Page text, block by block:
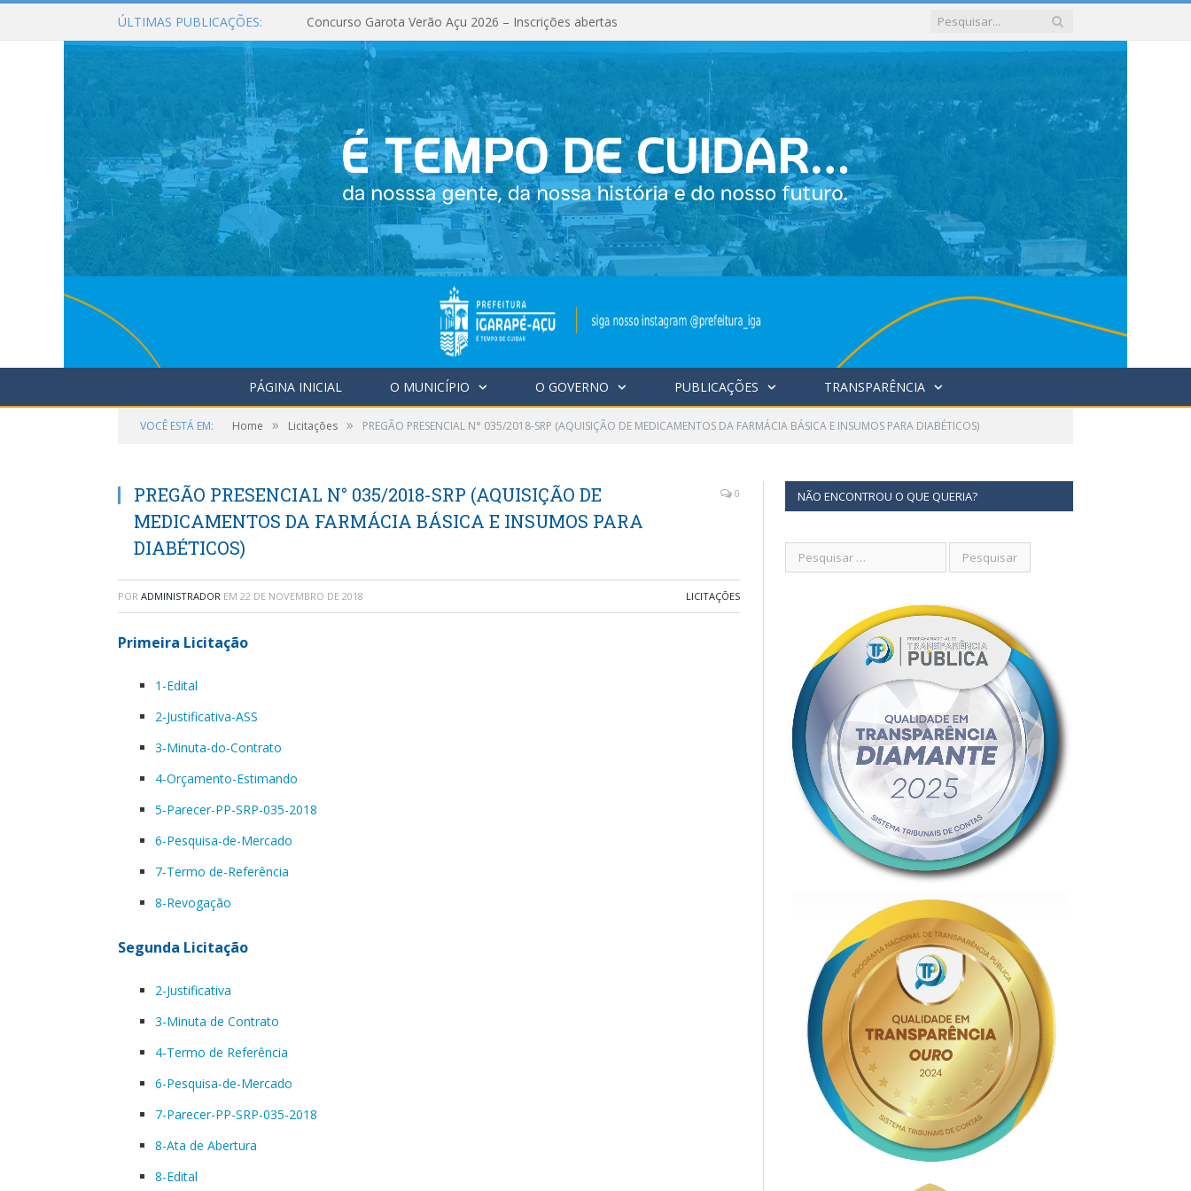
ÚLTIMAS PUBLICAÇÕES: Concurso Garota Verão Açu 2026 – Inscrições abertas
PÁGINA INICIAL O MUNICÍPIO O GOVERNO PUBLICAÇÕES TRANSPARÊNCIA
VOCÊ ESTÁ EM: Home » Licitações » PREGÃO PRESENCIAL N° 035/2018-SRP (AQUISIÇÃO DE MEDICAMENTOS DA FARMÁCIA BÁSICA E INSUMOS PARA DIABÉTICOS)
PREGÃO PRESENCIAL N° 035/2018-SRP (AQUISIÇÃO DE
MEDICAMENTOS DA FARMÁCIA BÁSICA E INSUMOS PARA
DIABÉTICOS)
0
POR ADMINISTRADOR EM 22 DE NOVEMBRO DE 2018 LICITAÇÕES
Primeira Licitação
1-Edital
2-Justificativa-ASS
3-Minuta-do-Contrato
4-Orçamento-Estimando
5-Parecer-PP-SRP-035-2018
6-Pesquisa-de-Mercado
7-Termo de-Referência
8-Revogação
Segunda Licitação
2-Justificativa
3-Minuta de Contrato
4-Termo de Referência
6-Pesquisa-de-Mercado
7-Parecer-PP-SRP-035-2018
8-Ata de Abertura
8-Edital
NÃO ENCONTROU O QUE QUERIA?